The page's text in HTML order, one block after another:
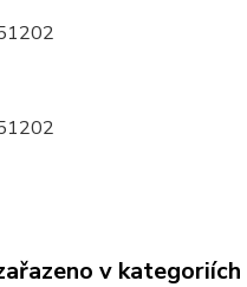
v kategoriích